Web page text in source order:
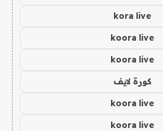
kora live
koora live
koora live
كورة لايف
koora live
koora live